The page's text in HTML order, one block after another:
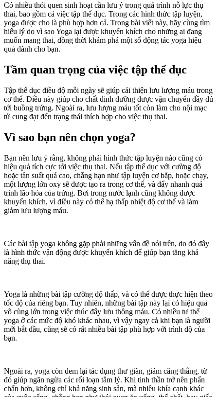
Có nhiều thói quen sinh hoạt cần lưu ý trong quá trình nỗ lực thụ
thai, bao gồm cả việc tập thể dục. Trong các hình thức tập luyện,
yoga được cho là phù hợp hơn cả. Trong bài viết này, hãy cùng tìm
hiểu lý do vì sao Yoga lại được khuyến khích cho những ai đang
muốn mang thai, đồng thời khám phá một số động tác yoga hiệu
quả dành cho bạn.
Tầm quan trọng của việc tập thể dục
Tập thể dục điều độ mỗi ngày sẽ giúp cải thiện lưu lượng máu trong
cơ thể. Điều này giúp cho chất dinh dưỡng được vận chuyển đầy đủ
tới buồng trứng. Ngoài ra, lưu lượng máu tốt còn làm cho nội mạc
tử cung đạt đến trạng thái thích hợp cho việc thụ thai.
Vì sao bạn nên chọn yoga?
Bạn nên lưu ý rằng, không phải hình thức tập luyện nào cũng có
hiệu quả tích cực tới việc thụ thai. Nếu tập thể dục với cường độ
hoặc tần suất quá cao, chẳng hạn như tập luyện cơ bắp, hoặc chạy,
một lượng lớn oxy sẽ được tạo ra trong cơ thể, và đẩy nhanh quá
trình lão hóa của trứng. Bơi trong nước lạnh cũng không được
khuyến khích, vì điều này có thể hạ thấp nhiệt độ cơ thể và làm
giảm lưu lượng máu.
Các bài tập yoga không gặp phải những vấn đề nói trên, do đó đây
là hình thức vận động được khuyến khích để giúp bạn tăng khả
năng thụ thai.
Yoga là những bài tập cường độ thấp, và có thể được thực hiện theo
tốc độ của riêng bạn. Tuy nhiên, những bài tập này lại có hiệu quả
vô cùng lớn trong việc thúc đẩy lưu thông máu. Có nhiều tư thế
yoga ở các mức độ khó khác nhau, vì vậy ngay cả khi bạn là người
mới bắt đầu, cũng sẽ có rất nhiều bài tập phù hợp với trình độ của
bạn.
Ngoài ra, yoga còn đem lại tác dụng thư giãn, giảm căng thẳng, từ
đó giúp ngăn ngừa các rối loạn tâm lý. Khi tinh thần trở nên phấn
chấn hơn, không chỉ khả năng sinh sản, mà nhiều khía cạnh khác